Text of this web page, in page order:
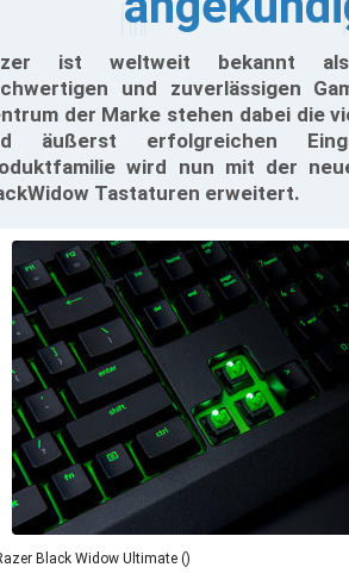
ist weltweit bekannt
und zuverlässigen
der Marke stehen dabei die
äußerst erfolgreichen
wird nun mit der
Tastaturen erweitert.
Black Widow Ultimate ()